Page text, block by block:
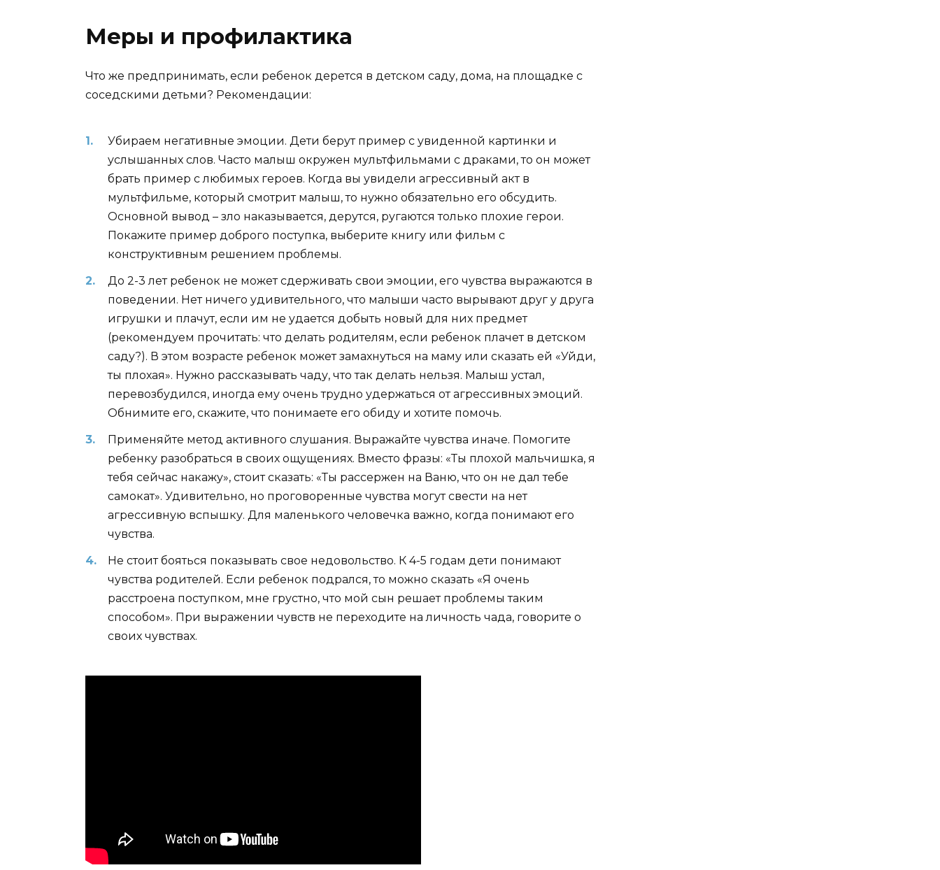
Меры и профилактика
Что же предпринимать, если ребенок дерется в детском саду, дома, на площадке с
соседскими детьми? Рекомендации:
Убираем негативные эмоции. Дети берут пример с увиденной картинки и
услышанных слов. Часто малыш окружен мультфильмами с драками, то он может
брать пример с любимых героев. Когда вы увидели агрессивный акт в
мультфильме, который смотрит малыш, то нужно обязательно его обсудить.
Основной вывод – зло наказывается, дерутся, ругаются только плохие герои.
Покажите пример доброго поступка, выберите книгу или фильм с
конструктивным решением проблемы.
До 2-3 лет ребенок не может сдерживать свои эмоции, его чувства выражаются в
поведении. Нет ничего удивительного, что малыши часто вырывают друг у друга
игрушки и плачут, если им не удается добыть новый для них предмет
(рекомендуем прочитать: что делать родителям, если ребенок плачет в детском
саду?). В этом возрасте ребенок может замахнуться на маму или сказать ей «Уйди,
ты плохая». Нужно рассказывать чаду, что так делать нельзя. Малыш устал,
перевозбудился, иногда ему очень трудно удержаться от агрессивных эмоций.
Обнимите его, скажите, что понимаете его обиду и хотите помочь.
Применяйте метод активного слушания. Выражайте чувства иначе. Помогите
ребенку разобраться в своих ощущениях. Вместо фразы: «Ты плохой мальчишка, я
тебя сейчас накажу», стоит сказать: «Ты рассержен на Ваню, что он не дал тебе
самокат». Удивительно, но проговоренные чувства могут свести на нет
агрессивную вспышку. Для маленького человечка важно, когда понимают его
чувства.
Не стоит бояться показывать свое недовольство. К 4-5 годам дети понимают
чувства родителей. Если ребенок подрался, то можно сказать «Я очень
расстроена поступком, мне грустно, что мой сын решает проблемы таким
способом». При выражении чувств не переходите на личность чада, говорите о
своих чувствах.